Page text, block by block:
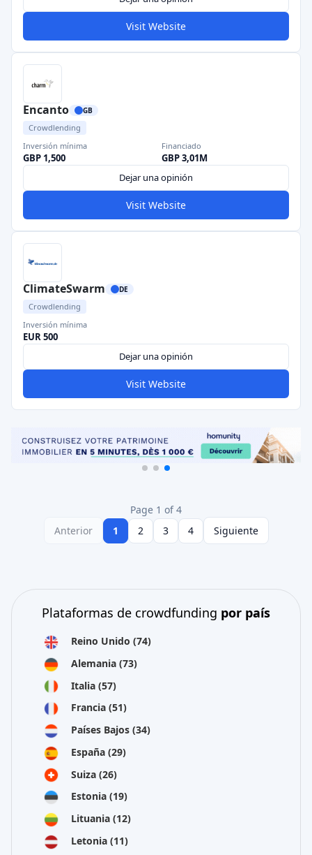
Visit Website
Encanto GB
Crowdlending
Inversión mínima
GBP 1,500
Financiado
GBP 3,01M
Dejar una opinión
Visit Website
ClimateSwarm DE
Crowdlending
Inversión mínima
EUR 500
Dejar una opinión
Visit Website
Page 1 of 4
Anterior
1 2 3 4 Siguiente
Plataformas de crowdfunding por país
Reino Unido (74)
Alemania (73)
Italia (57)
Francia (51)
Países Bajos (34)
España (29)
Suiza (26)
Estonia (19)
Lituania (12)
Letonia (11)